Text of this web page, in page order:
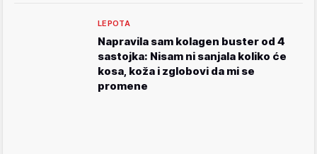
LEPOTA
Napravila sam kolagen buster od 4
sastojka: Nisam ni sanjala koliko će
kosa, koža i zglobovi da mi se
promene